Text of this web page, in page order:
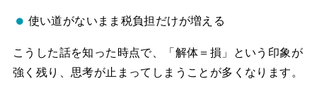
使い道がないまま税負担だけが増える
こうした話を知った時点で、「解体＝損」という印象が
強く残り、思考が止まってしまうことが多くなります。